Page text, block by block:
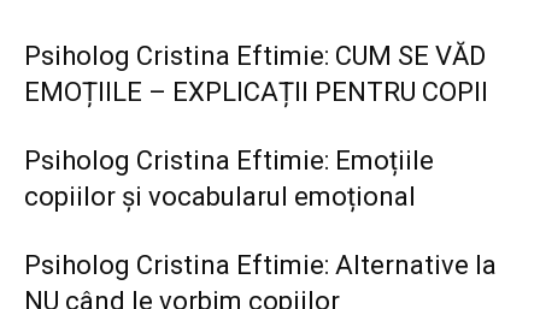
Psiholog Cristina Eftimie: CUM SE VĂD
EMOȚIILE – EXPLICAȚII PENTRU COPII
Psiholog Cristina Eftimie: Emoțiile
copiilor și vocabularul emoțional
Psiholog Cristina Eftimie: Alternative la
NU când le vorbim copiilor